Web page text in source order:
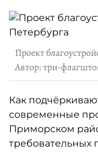
Проект
Автор: три-
Как
современные
Приморском
требовательных